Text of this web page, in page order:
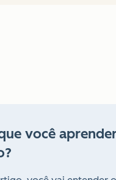
você